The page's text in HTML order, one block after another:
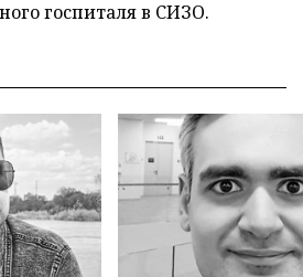
госпиталя в СИЗО.